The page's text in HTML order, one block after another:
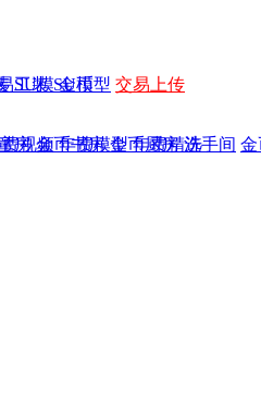
SU模 金币
视频 年费模型 年费精选
工装 SU模型 交易上传
房 金币书房 金币厨房 洗手间 金